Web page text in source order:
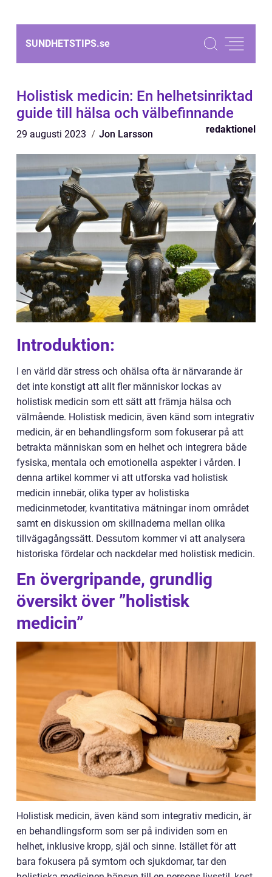
SUNDHETSTIPS.se
Holistisk medicin: En helhetsinriktad
guide till hälsa och välbefinnande
29 augusti 2023 Jon Larsson redaktionel
Introduktion:
I en värld där stress och ohälsa ofta är närvarande är
det inte konstigt att allt fler människor lockas av
holistisk medicin som ett sätt att främja hälsa och
välmående. Holistisk medicin, även känd som integrativ
medicin, är en behandlingsform som fokuserar på att
betrakta människan som en helhet och integrera både
fysiska, mentala och emotionella aspekter i vården. I
denna artikel kommer vi att utforska vad holistisk
medicin innebär, olika typer av holistiska
medicinmetoder, kvantitativa mätningar inom området
samt en diskussion om skillnaderna mellan olika
tillvägagångssätt. Dessutom kommer vi att analysera
historiska fördelar och nackdelar med holistisk medicin.
En övergripande, grundlig
översikt över ”holistisk
medicin”
Holistisk medicin, även känd som integrativ medicin, är
en behandlingsform som ser på individen som en
helhet, inklusive kropp, själ och sinne. Istället för att
bara fokusera på symtom och sjukdomar, tar den